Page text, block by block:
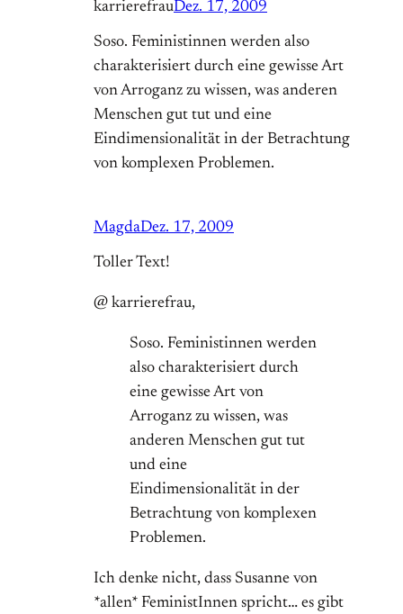
karrierefrauDez. 17, 2009
Soso. Feministinnen werden also
charakterisiert durch eine gewisse Art
von Arroganz zu wissen, was anderen
Menschen gut tut und eine
Eindimensionalität in der Betrachtung
von komplexen Problemen.
MagdaDez. 17, 2009
Toller Text!
@ karrierefrau,
Soso. Feministinnen werden
also charakterisiert durch
eine gewisse Art von
Arroganz zu wissen, was
anderen Menschen gut tut
und eine
Eindimensionalität in der
Betrachtung von komplexen
Problemen.
Ich denke nicht, dass Susanne von
*allen* FeministInnen spricht… es gibt